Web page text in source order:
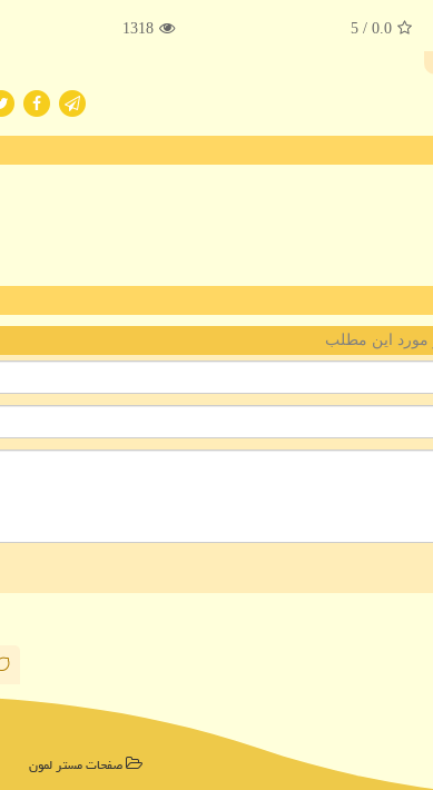
0.0
/ 5
1318
مورد این مطلب
صفحات مستر لمون